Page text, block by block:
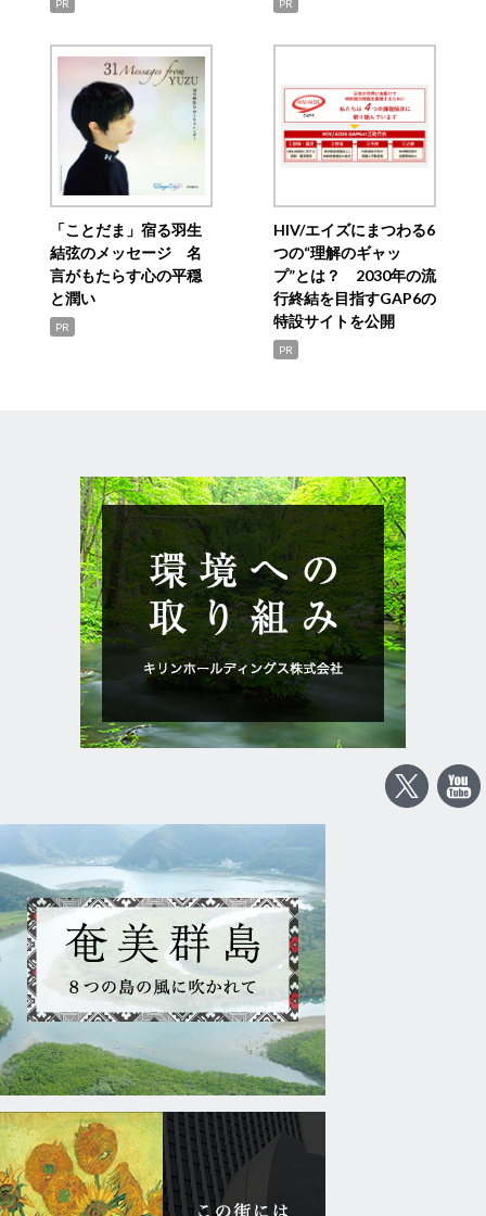
PR PR
「ことだま」宿る羽生
結弦のメッセージ 名
言がもたらす心の平穏
と潤い
PR
HIV/エイズにまつわる6
つの“理解のギャッ
プ”とは？ 2030年の流
行終結を目指すGAP6の
特設サイトを公開
PR